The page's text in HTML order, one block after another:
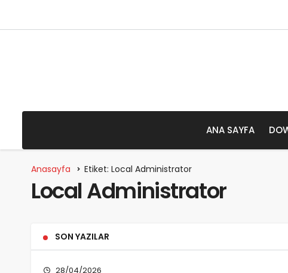
ANA SAYFA
Anasayfa Etiket: Local Administrator
Local Administrator
SON YAZILAR
28/04/2026